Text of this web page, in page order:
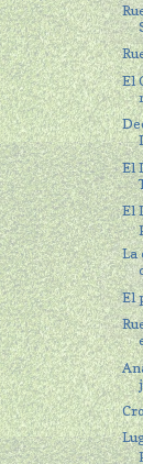
El
El
El
La
El